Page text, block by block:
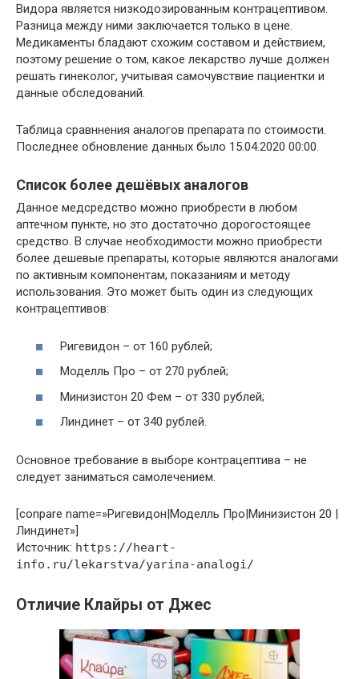
Видора является низкодозированным контрацептивом.
Разница между ними заключается только в цене.
Медикаменты бладают схожим составом и действием,
поэтому решение о том, какое лекарство лучше должен
решать гинеколог, учитывая самочувствие пациентки и
данные обследований.
Таблица сравннения аналогов препарата по стоимости.
Последнее обновление данных было 15.04.2020 00:00.
Список более дешёвых аналогов
Данное медсредство можно приобрести в любом
аптечном пункте, но это достаточно дорогостоящее
средство. В случае необходимости можно приобрести
более дешевые препараты, которые являются аналогами
по активным компонентам, показаниям и методу
использования. Это может быть один из следующих
контрацептивов:
Ригевидон – от 160 рублей;
Моделль Про – от 270 рублей;
Минизистон 20 Фем – от 330 рублей;
Линдинет – от 340 рублей.
Основное требование в выборе контрацептива – не
следует заниматься самолечением.
[conpare name=»Ригевидон|Моделль Про|Минизистон 20 |
Линдинет»]
Источник: https://heart-
info.ru/lekarstva/yarina-analogi/
Отличие Клайры от Джес